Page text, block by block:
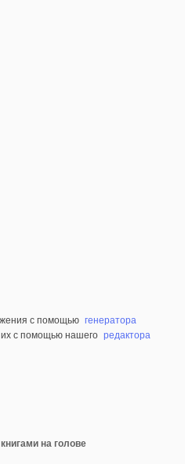
с помощью генератора
их с помощью нашего редактора
на голове